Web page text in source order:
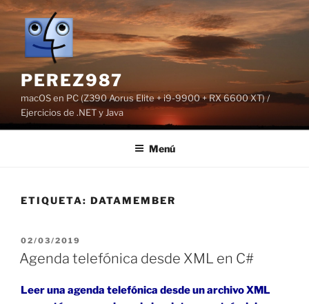
Saltar
contenido
PEREZ987
macOS en PC (Z390 Aorus Elite + i9-9900 + RX 6600 XT) /
Ejercicios de .NET y Java
Menú
ETIQUETA: DATAMEMBER
PUBLICADO
EL
02/03/2019
Agenda telefónica desde XML en C#
Leer una agenda telefónica desde un archivo XML